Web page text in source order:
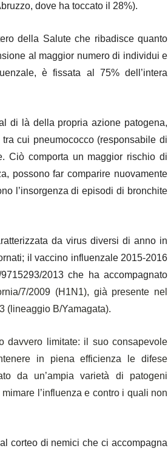
dove ha toccato il 28%).
della Salute che ribadisce quanto
al maggior numero di individui e
è fissata al 75% dell’intera
di là della propria azione patogena,
cui pneumococco (responsabile di
Ciò comporta un maggior rischio di
possono far comparire nuovamente
l’insorgenza di episodi di bronchite
da virus diversi di anno in
il vaccino influenzale 2015-2016
2013 che ha accompagnato
7/2009 (H1N1), già presente nel
(lineaggio B/Yamagata).
davvero limitate: il suo consapevole
in piena efficienza le difese
da un’ampia varietà di patogeni
l’influenza e contro i quali non
corteo di nemici che ci accompagna